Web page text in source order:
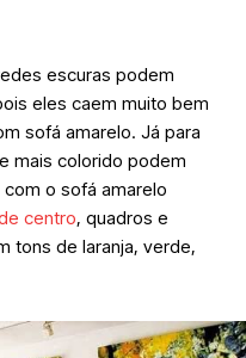
escuras podem
eles caem muito bem
sofá amarelo. Já para
mais colorido podem
o sofá amarelo
centro, quadros e
tons de laranja, verde,